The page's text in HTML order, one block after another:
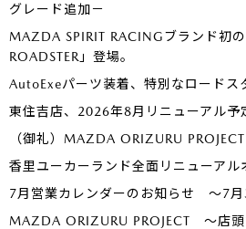
グレード追加－
MAZDA SPIRIT RACINGブランド初
ROADSTER」登場。
AutoExeパーツ装着、特別なロードス
東住吉店、2026年8月リニューアル
（御礼）MAZDA ORIZURU
香里ユーカーランド全面リニューアル
7月営業カレンダーのお知らせ ～7
MAZDA ORIZURU PROJECT ～店